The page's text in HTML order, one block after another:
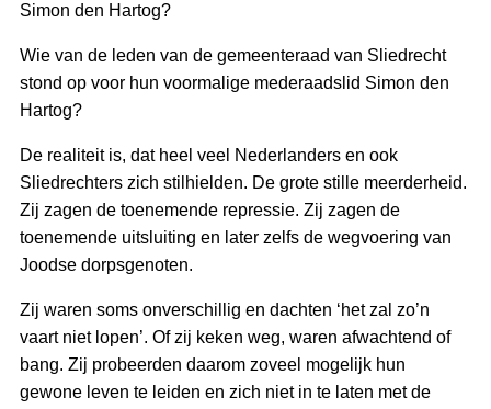
Simon den Hartog?
Wie van de leden van de gemeenteraad van Sliedrecht
stond op voor hun voormalige mederaadslid Simon den
Hartog?
De realiteit is, dat heel veel Nederlanders en ook
Sliedrechters zich stilhielden. De grote stille meerderheid.
Zij zagen de toenemende repressie. Zij zagen de
toenemende uitsluiting en later zelfs de wegvoering van
Joodse dorpsgenoten.
Zij waren soms onverschillig en dachten ‘het zal zo’n
vaart niet lopen’. Of zij keken weg, waren afwachtend of
bang. Zij probeerden daarom zoveel mogelijk hun
gewone leven te leiden en zich niet in te laten met de